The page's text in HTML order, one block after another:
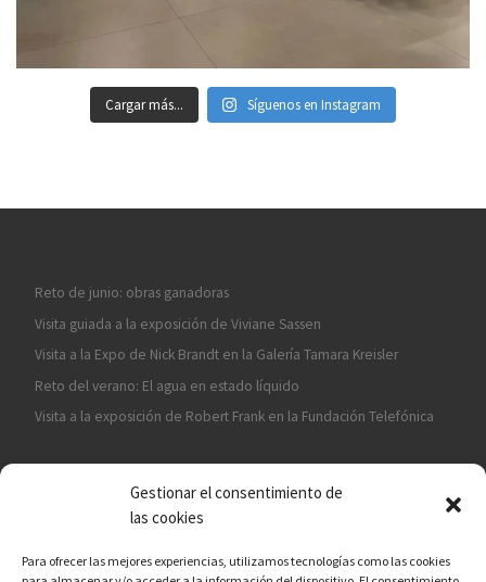
Gestionar el consentimiento de
las cookies
Para ofrecer las mejores experiencias, utilizamos tecnologías como las cookies
Cargar más... Síguenos en Instagram
Reto de junio: obras ganadoras
Visita guiada a la exposición de Viviane Sassen
Visita a la Expo de Nick Brandt en la Galería Tamara Kreisler
Reto del verano: El agua en estado líquido
Visita a la exposición de Robert Frank en la Fundación Telefónica